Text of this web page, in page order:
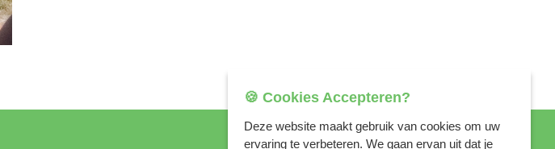
🍪 Cookies Accepteren?
Deze website maakt gebruik van cookies om uw
ervaring te verbeteren. We gaan ervan uit dat je